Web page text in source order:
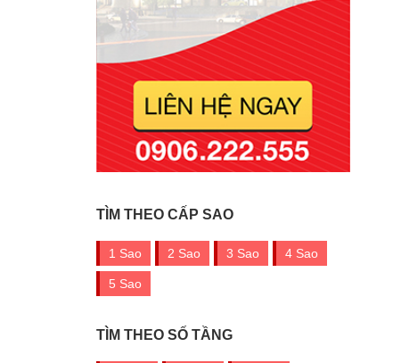
TÌM THEO CẤP SAO
1 Sao 2 Sao 3 Sao 4 Sao
5 Sao
TÌM THEO SỐ TẦNG